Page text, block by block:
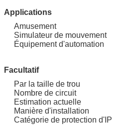
Applications
Amusement
Simulateur de mouvement
Équipement d'automation
Facultatif
Par la taille de trou
Nombre de circuit
Estimation actuelle
Manière d'installation
Catégorie de protection d'IP